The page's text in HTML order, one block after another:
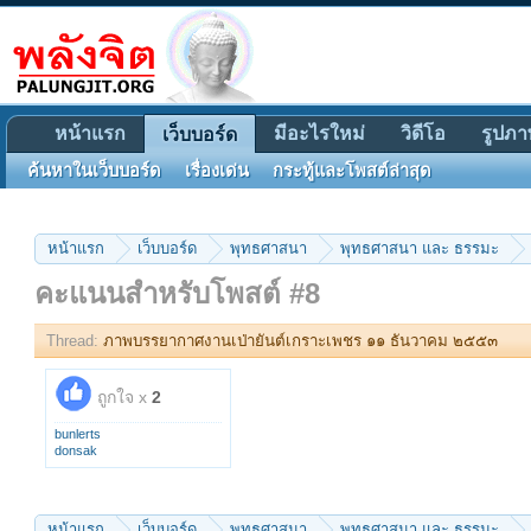
หน้าแรก เว็บบอร์ด พุทธศาสนา พุทธศาสนา และ ธรรมะ
คะแนนสำหรับโพสต์ #8
Thread: ภาพบรรยากาศงานเป่ายันต์เกราะเพชร ๑๑ ธันวาคม ๒๕๕๓
ถูกใจ x 2
bunlerts
donsak
หน้าแรก เว็บบอร์ด
ค้นหาในเว็บบอร์ด เรื่องเด่น กระทู้และโพสต์ล่าสุด
มีอะไรใหม่ วิดีโอ รูปภ